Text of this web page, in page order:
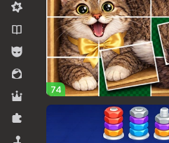
Mid-core
Novelas
Para chicos
Para niñas
RPG
74